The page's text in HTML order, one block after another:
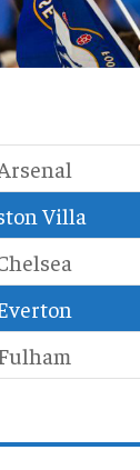
Villa